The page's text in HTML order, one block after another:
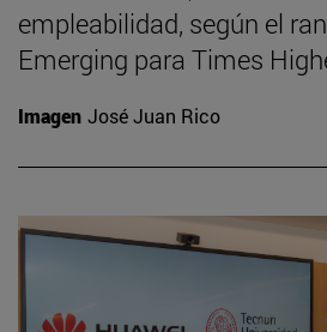
empleabilidad, según el
Emerging para Times
Imagen José Juan Rico